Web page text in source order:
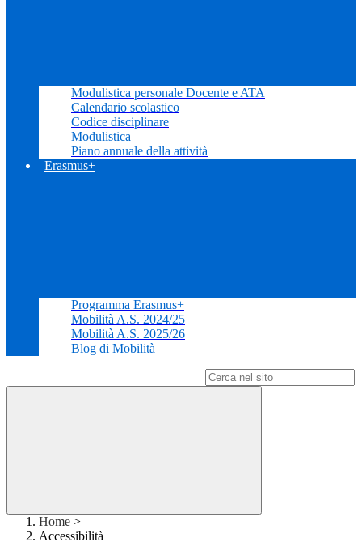
Modulistica personale Docente e ATA
Calendario scolastico
Codice disciplinare
Modulistica
Piano annuale della attività
Erasmus+
Programma Erasmus+
Mobilità A.S. 2024/25
Mobilità A.S. 2025/26
Blog di Mobilità
Home >
Accessibilità